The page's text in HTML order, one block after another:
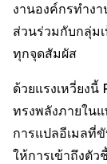
งานองค์กรทำง
ส่วนร่วมกับกลุ่ม
ทุกจุดสัมผัส
ด้วยแรงเหวี่ยง
ทรงพลังภายใน
การแปลอีเมลที่
ให้การเข้าถึงตั